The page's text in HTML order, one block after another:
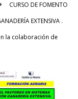
CURSO DE FOMENTO
EXTENSIVA .
la colaboración de